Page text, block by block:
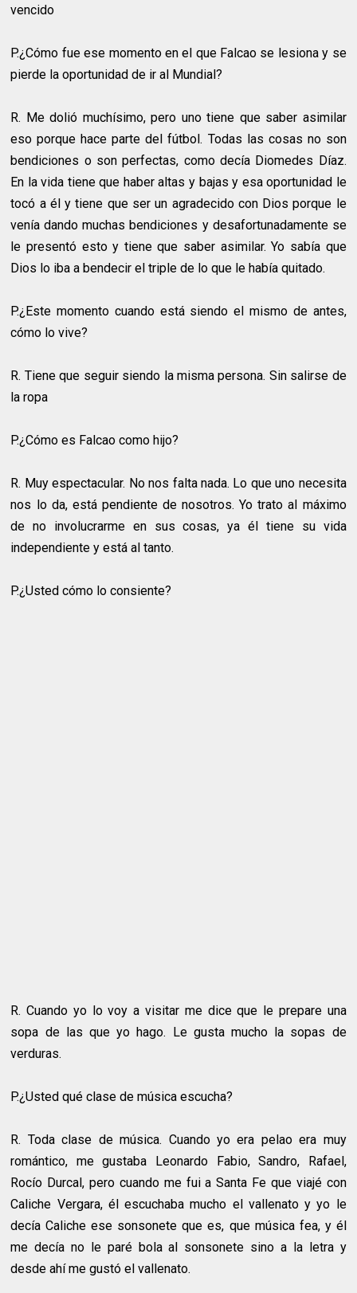
vencido
P.¿Cómo fue ese momento en el que Falcao se lesiona y se
pierde la oportunidad de ir al Mundial?
R. Me dolió muchísimo, pero uno tiene que saber asimilar
eso porque hace parte del fútbol. Todas las cosas no son
bendiciones o son perfectas, como decía Diomedes Díaz.
En la vida tiene que haber altas y bajas y esa oportunidad le
tocó a él y tiene que ser un agradecido con Dios porque le
venía dando muchas bendiciones y desafortunadamente se
le presentó esto y tiene que saber asimilar. Yo sabía que
Dios lo iba a bendecir el triple de lo que le había quitado.
P.¿Este momento cuando está siendo el mismo de antes,
cómo lo vive?
R. Tiene que seguir siendo la misma persona. Sin salirse de
la ropa
P.¿Cómo es Falcao como hijo?
R. Muy espectacular. No nos falta nada. Lo que uno necesita
nos lo da, está pendiente de nosotros. Yo trato al máximo
de no involucrarme en sus cosas, ya él tiene su vida
independiente y está al tanto.
P.¿Usted cómo lo consiente?
R.Cuando yo lo voy a visitar me dice que le prepare una
sopa de las que yo hago. Le gusta mucho la sopas de
verduras.
P.¿Usted qué clase de música escucha?
R. Toda clase de música. Cuando yo era pelao era muy
romántico, me gustaba Leonardo Fabio, Sandro, Rafael,
Rocío Durcal, pero cuando me fui a Santa Fe que viajé con
Caliche Vergara, él escuchaba mucho el vallenato y yo le
decía Caliche ese sonsonete que es, que música fea, y él
me decía no le paré bola al sonsonete sino a la letra y
desde ahí me gustó el vallenato.